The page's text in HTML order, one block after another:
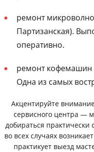
ремонт
Партизанская).
оперативно.
ремонт кофемашин
Одна из самых
Акцентируйте
сервисного центра —
добираться практически
во всех случаях
практикует выезд